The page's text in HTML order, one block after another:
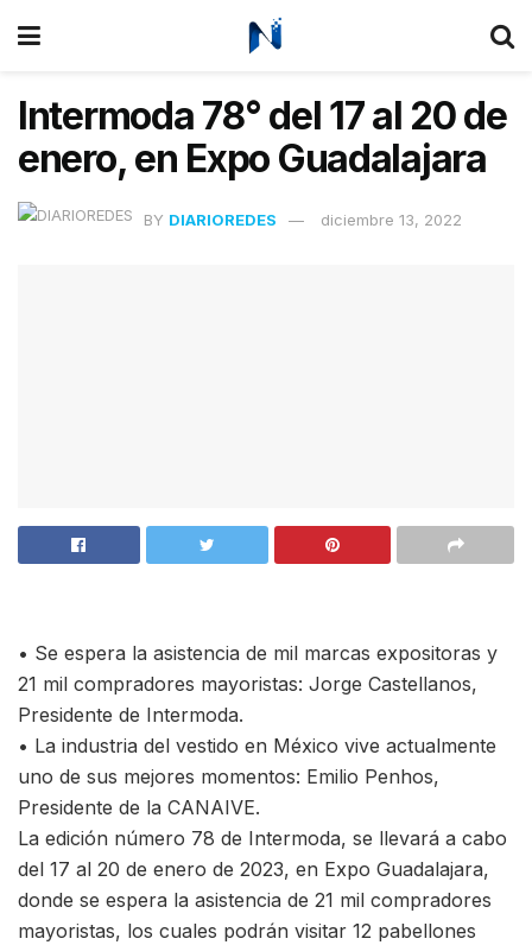
Intermoda 78° del 17 al 20 de
enero, en Expo Guadalajara
BY DIARIOREDES diciembre 13, 2022
• Se espera la asistencia de mil marcas expositoras y
21 mil compradores mayoristas: Jorge Castellanos,
Presidente de Intermoda.
• La industria del vestido en México vive actualmente
uno de sus mejores momentos: Emilio Penhos,
Presidente de la CANAIVE.
La edición número 78 de Intermoda, se llevará a cabo
del 17 al 20 de enero de 2023, en Expo Guadalajara,
donde se espera la asistencia de 21 mil compradores
mayoristas, los cuales podrán visitar 12 pabellones